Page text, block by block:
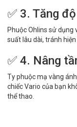
✅ 3. Tăng
Phuộc Ohlins sử dụng
suất lâu dài, tránh
✅ 4. Nâng
Ty phuộc mạ vàng
chiếc Vario của bạn
thể thao.